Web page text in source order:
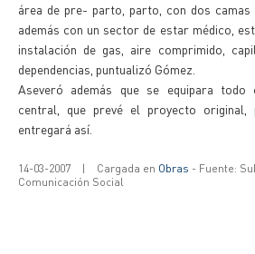
área de pre- parto, parto, con dos camas
además con un sector de estar médico,
instalación de gas, aire comprimido,
dependencias, puntualizó Gómez.
Aseveró además que se equipara todo
central, que prevé el proyecto
entregará así.
14-03-2007 | Cargada en Obras - Fuente:
Comunicación Social